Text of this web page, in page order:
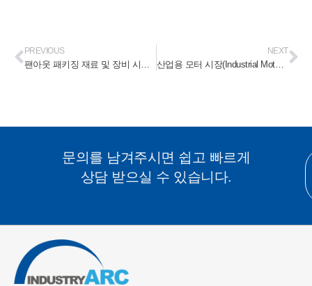
PREVIOUS NEXT
산업용 모터 시장(Industrial Motors Market) 2023-2028
문의를 남겨주시면 쉽고 빠르게
상담 받으실 수 있습니다.